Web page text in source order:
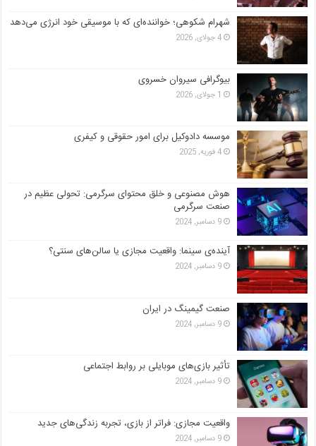
شهرام شکوهی؛ خواننده‌ای که با موسیقی خود انرژی می‌دهد
4 جولای, 2026
بیوگرافی سیروان خسروی
1 جولای, 2026
موسسه دادوکیل برای امور حقوقی و کیفری
4 فوریه, 2025
هوش مصنوعی و خلق محتوای سرگرمی: تحولی عظیم در
صنعت سرگرمی
9 دسامبر, 2024
آینده‌ی سینما: واقعیت مجازی یا سالن‌های سنتی؟
9 دسامبر, 2024
صنعت گیمینگ در ایران
9 دسامبر, 2024
تأثیر بازی‌های موبایلی بر روابط اجتماعی
9 دسامبر, 2024
واقعیت مجازی: فراتر از بازی، تجربه زندگی‌های جدید
9 دسامبر, 2024